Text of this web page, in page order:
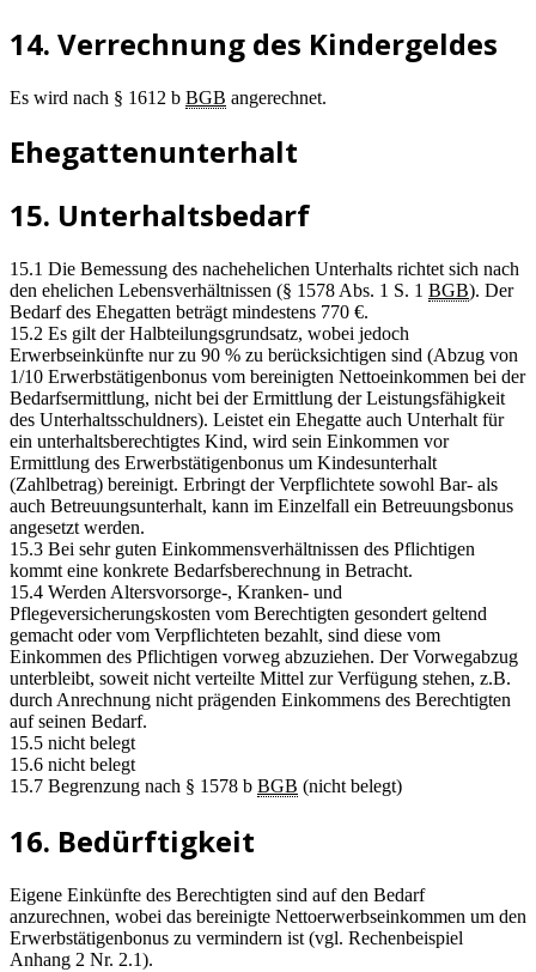
14. Verrechnung des Kindergeldes
Es wird nach § 1612 b BGB angerechnet.
Ehegattenunterhalt
15. Unterhaltsbedarf
15.1 Die Bemessung des nachehelichen Unterhalts richtet sich nach
den ehelichen Lebensverhältnissen (§ 1578 Abs. 1 S. 1 BGB). Der
Bedarf des Ehegatten beträgt mindestens 770 €.
15.2 Es gilt der Halbteilungsgrundsatz, wobei jedoch
Erwerbseinkünfte nur zu 90 % zu berücksichtigen sind (Abzug von
1/10 Erwerbstätigenbonus vom bereinigten Nettoeinkommen bei der
Bedarfsermittlung, nicht bei der Ermittlung der Leistungsfähigkeit
des Unterhaltsschuldners). Leistet ein Ehegatte auch Unterhalt für
ein unterhaltsberechtigtes Kind, wird sein Einkommen vor
Ermittlung des Erwerbstätigenbonus um Kindesunterhalt
(Zahlbetrag) bereinigt. Erbringt der Verpflichtete sowohl Bar- als
auch Betreuungsunterhalt, kann im Einzelfall ein Betreuungsbonus
angesetzt werden.
15.3 Bei sehr guten Einkommensverhältnissen des Pflichtigen
kommt eine konkrete Bedarfsberechnung in Betracht.
15.4 Werden Altersvorsorge-, Kranken- und
Pflegeversicherungskosten vom Berechtigten gesondert geltend
gemacht oder vom Verpflichteten bezahlt, sind diese vom
Einkommen des Pflichtigen vorweg abzuziehen. Der Vorwegabzug
unterbleibt, soweit nicht verteilte Mittel zur Verfügung stehen, z.B.
durch Anrechnung nicht prägenden Einkommens des Berechtigten
auf seinen Bedarf.
15.5 nicht belegt
15.6 nicht belegt
15.7 Begrenzung nach § 1578 b BGB (nicht belegt)
16. Bedürftigkeit
Eigene Einkünfte des Berechtigten sind auf den Bedarf
anzurechnen, wobei das bereinigte Nettoerwerbseinkommen um den
Erwerbstätigenbonus zu vermindern ist (vgl. Rechenbeispiel
Anhang 2 Nr. 2.1).